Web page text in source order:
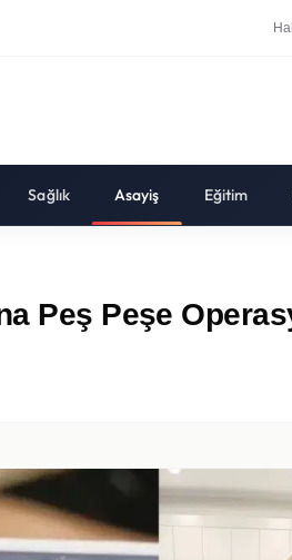
Sağlık Asayiş Eğitim
Peş Peşe